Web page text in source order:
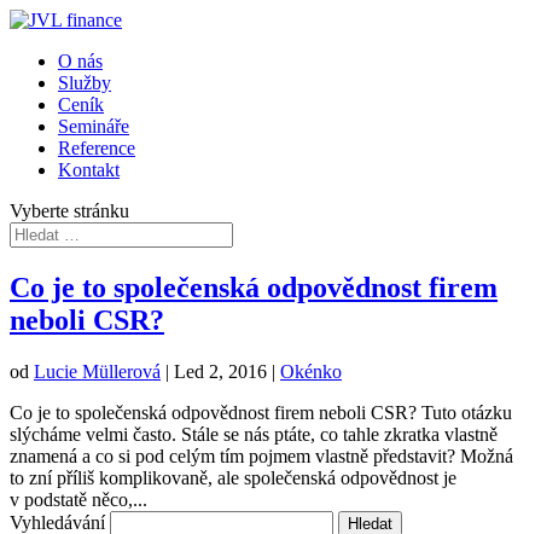
O nás
Služby
Ceník
Semináře
Reference
Kontakt
Vyberte stránku
Co je to společenská odpovědnost firem
neboli CSR?
od Lucie Müllerová | Led 2, 2016 | Okénko
Co je to společenská odpovědnost firem neboli CSR? Tuto otázku
slýcháme velmi často. Stále se nás ptáte, co tahle zkratka vlastně
znamená a co si pod celým tím pojmem vlastně představit? Možná
to zní příliš komplikovaně, ale společenská odpovědnost je
v podstatě něco,...
Vyhledávání